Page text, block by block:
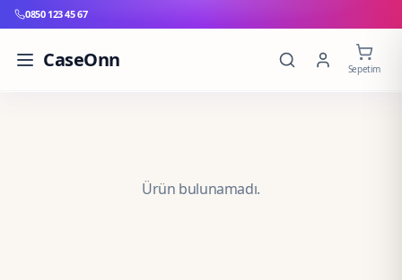
0850 123 45 67
CaseOnn Sepetim
Ürün bulunamadı.